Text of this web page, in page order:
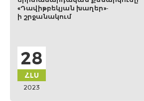
առաջին